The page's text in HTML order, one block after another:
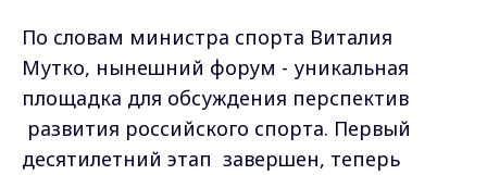
По словам министра спорта Виталия
Мутко, нынешний форум - уникальная
площадка для обсуждения перспектив
развития российского спорта. Первый
десятилетний этап завершен, теперь